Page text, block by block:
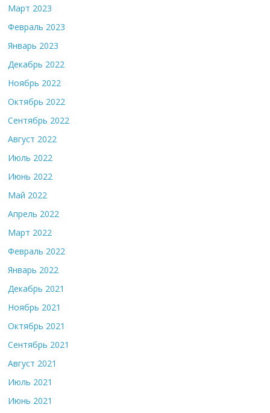
Март 2023
Февраль 2023
Январь 2023
Декабрь 2022
Ноябрь 2022
Октябрь 2022
Сентябрь 2022
Август 2022
Июль 2022
Июнь 2022
Май 2022
Апрель 2022
Март 2022
Февраль 2022
Январь 2022
Декабрь 2021
Ноябрь 2021
Октябрь 2021
Сентябрь 2021
Август 2021
Июль 2021
Июнь 2021